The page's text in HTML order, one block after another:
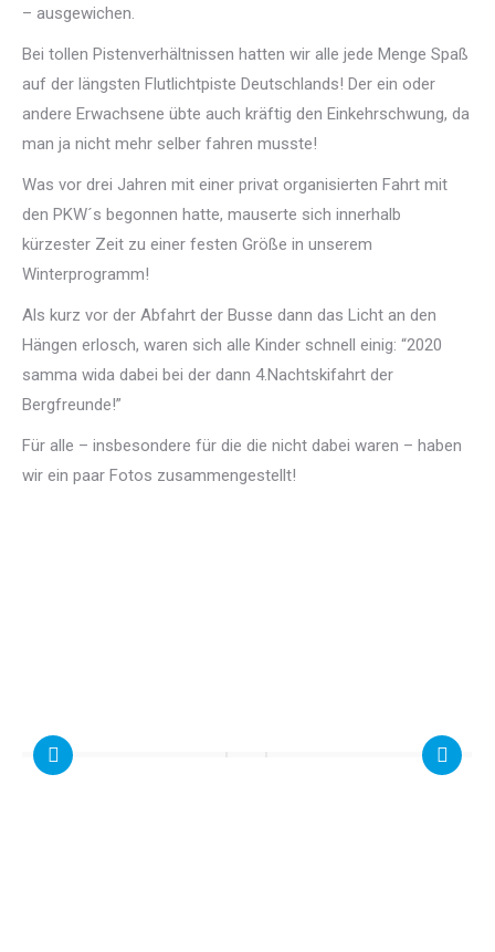
– ausgewichen.
Bei tollen Pistenverhältnissen hatten wir alle jede Menge Spaß
auf der längsten Flutlichtpiste Deutschlands! Der ein oder
andere Erwachsene übte auch kräftig den Einkehrschwung, da
man ja nicht mehr selber fahren musste!
Was vor drei Jahren mit einer privat organisierten Fahrt mit
den PKW´s begonnen hatte, mauserte sich innerhalb
kürzester Zeit zu einer festen Größe in unserem
Winterprogramm!
Als kurz vor der Abfahrt der Busse dann das Licht an den
Hängen erlosch, waren sich alle Kinder schnell einig: “2020
samma wida dabei bei der dann 4.Nachtskifahrt der
Bergfreunde!”
Für alle – insbesondere für die die nicht dabei waren – haben
wir ein paar Fotos zusammengestellt!